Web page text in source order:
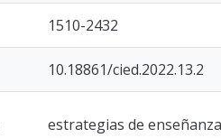
1510-2432
10.18861/cied.2022.13.2
estrategias de enseñanza